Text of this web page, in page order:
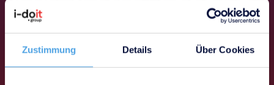
Zustimmung Details Über Cookies